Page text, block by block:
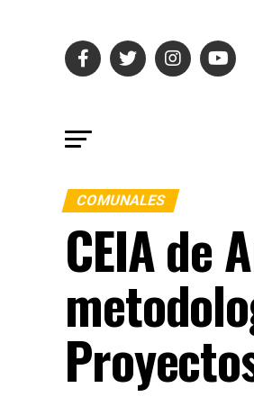
COMUNALES
CEIA de